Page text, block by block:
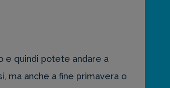
e quindi potete andare a
ma anche a fine primavera o